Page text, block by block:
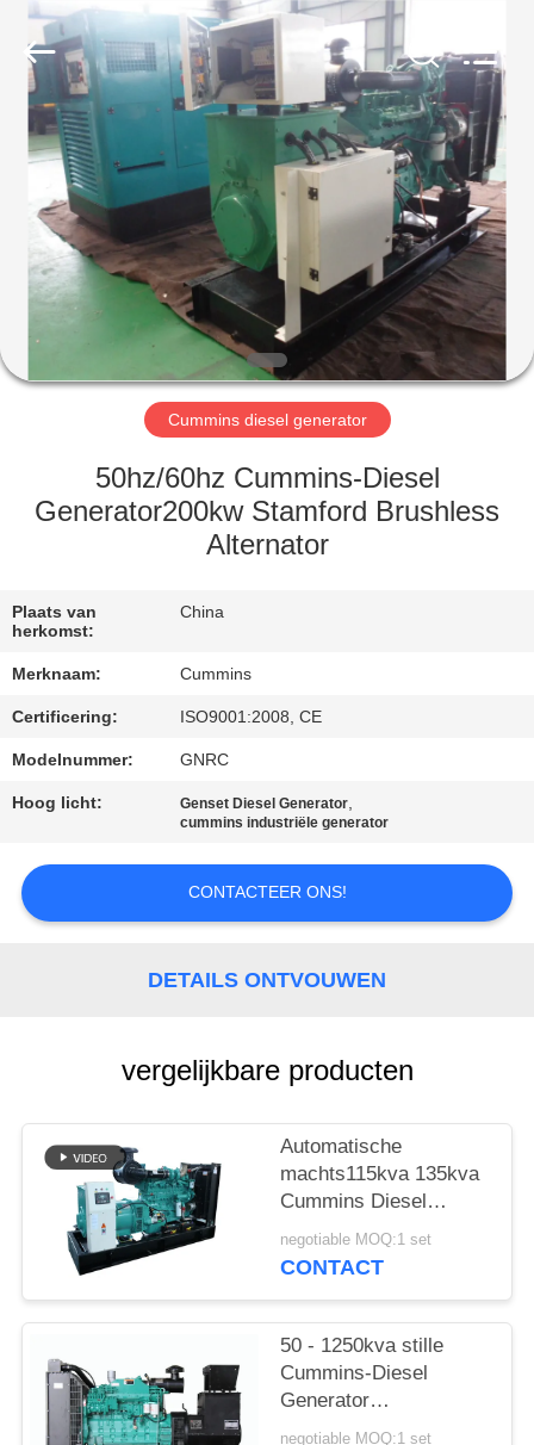
HUIS
PRODUCTEN
ONGEVEER
ONS
FABRIEKSREIS
KWALITEITSCONTROLE
CONTACTEER
CITAAT
SITEMAP
PRIVACY
POLICY
Power
Equipment
Rights
Reserved.
Cummins diesel generator
50hz/60hz Cummins-Diesel
Generator200kw Stamford Brushless
Alternator
Plaats van
herkomst:
China
Merknaam: Cummins
Certificering: ISO9001:2008, CE
Modelnummer: GNRC
Hoog licht: Genset Diesel Generator,
cummins industriële generator
CONTACTEER ONS!
DETAILS ONTVOUWEN
vergelijkbare producten
Automatische
machts115kva 135kva
Cummins Diesel
Generator met de tank
van de 12 Urenolie
negotiable MOQ:1 set
CONTACT
50 - 1250kva stille
Cummins-Diesel
Generator
Waterkoeling met
negotiable MOQ:1 set